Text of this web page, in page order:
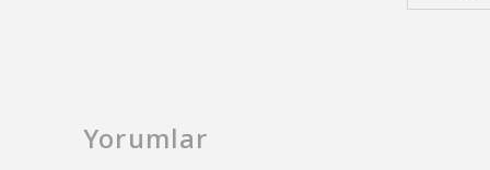
Yorumlar